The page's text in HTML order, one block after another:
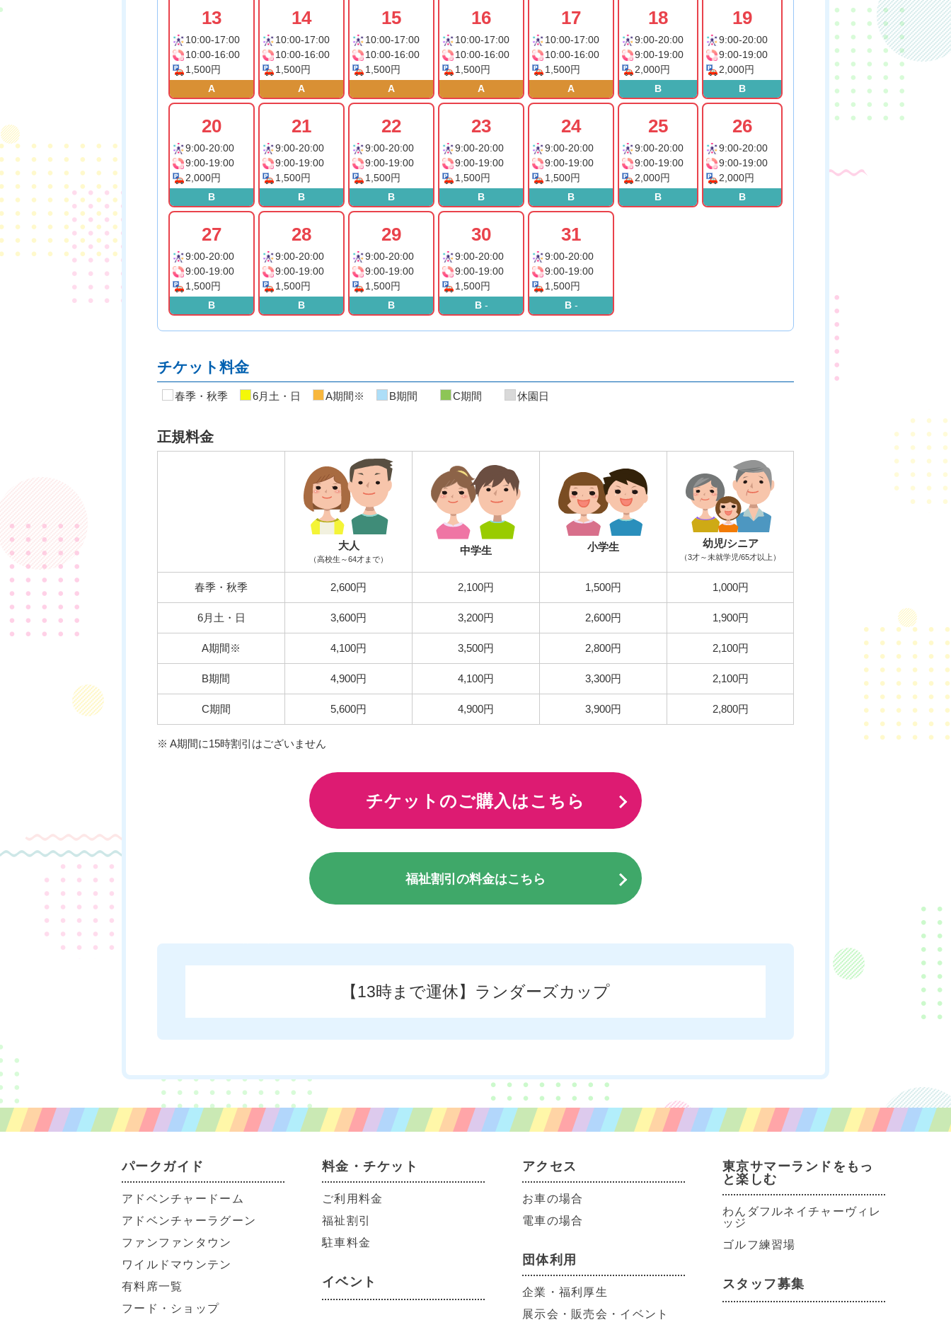
13
10:00-17:00
10:00-16:00
1,500円
A
14
10:00-17:00
10:00-16:00
1,500円
A
15
10:00-17:00
10:00-16:00
1,500円
A
16
10:00-17:00
10:00-16:00
1,500円
A
17
10:00-17:00
10:00-16:00
1,500円
A
18
9:00-20:00
9:00-19:00
2,000円
B
19
9:00-20:00
9:00-19:00
2,000円
B
20
9:00-20:00
9:00-19:00
2,000円
B
21
9:00-20:00
9:00-19:00
1,500円
B
22
9:00-20:00
9:00-19:00
1,500円
B
23
9:00-20:00
9:00-19:00
1,500円
B
24
9:00-20:00
9:00-19:00
1,500円
B
25
9:00-20:00
9:00-19:00
2,000円
B
26
9:00-20:00
9:00-19:00
2,000円
B
27
9:00-20:00
9:00-19:00
1,500円
B
28
9:00-20:00
9:00-19:00
1,500円
B
29
9:00-20:00
9:00-19:00
1,500円
B
30
9:00-20:00
9:00-19:00
1,500円
B -
31
9:00-20:00
9:00-19:00
1,500円
B -
チケット料金
春季・秋季 6月土・日 A期間※ B期間 C期間 休園日
正規料金
大人
（高校生～64才まで）
中学生 小学生 幼児/シニア
（3才～未就学児/65才以上）
春季・秋季 2,600円 2,100円 1,500円 1,000円
6月土・日 3,600円 3,200円 2,600円 1,900円
A期間※ 4,100円 3,500円 2,800円 2,100円
B期間 4,900円 4,100円 3,300円 2,100円
C期間 5,600円 4,900円 3,900円 2,800円
※ A期間に15時割引はございません
チケットのご購入はこちら
福祉割引の料金はこちら
【13時まで運休】ランダーズカップ
パークガイド
アドベンチャードーム
アドベンチャーラグーン
ファンファンタウン
ワイルドマウンテン
有料席一覧
フード・ショップ
料金・チケット
ご利用料金
福祉割引
駐車料金
イベント
アクセス
お車の場合
電車の場合
団体利用
企業・福利厚生
展示会・販売会・イベント
東京サマーランドをもっ
と楽しむ
わんダフルネイチャーヴィレ
ッジ
ゴルフ練習場
スタッフ募集